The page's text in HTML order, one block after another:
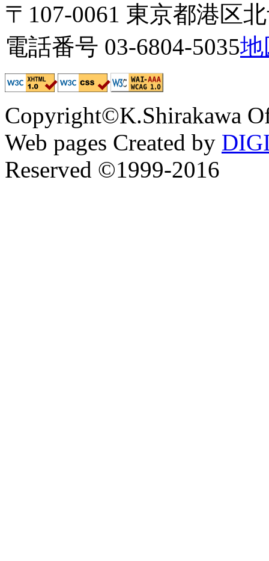
〒107-0061 東京都港区
電話番号 03-6804-5035地
Copyright©K.Shirakawa
Web pages Created by
Reserved ©1999-2016